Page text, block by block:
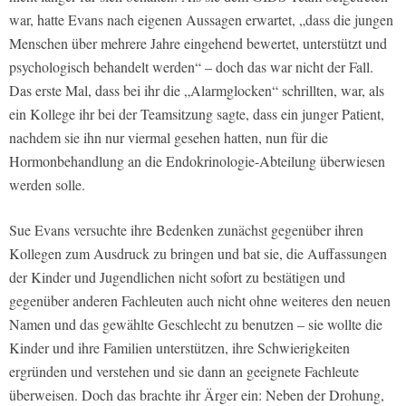
war, hatte Evans nach eigenen Aussagen erwartet, „dass die jungen
Menschen über mehrere Jahre eingehend bewertet, unterstützt und
psychologisch behandelt werden“ – doch das war nicht der Fall.
Das erste Mal, dass bei ihr die „Alarmglocken“ schrillten, war, als
ein Kollege ihr bei der Teamsitzung sagte, dass ein junger Patient,
nachdem sie ihn nur viermal gesehen hatten, nun für die
Hormonbehandlung an die Endokrinologie-Abteilung überwiesen
werden solle.
Sue Evans versuchte ihre Bedenken zunächst gegenüber ihren
Kollegen zum Ausdruck zu bringen und bat sie, die Auffassungen
der Kinder und Jugendlichen nicht sofort zu bestätigen und
gegenüber anderen Fachleuten auch nicht ohne weiteres den neuen
Namen und das gewählte Geschlecht zu benutzen – sie wollte die
Kinder und ihre Familien unterstützen, ihre Schwierigkeiten
ergründen und verstehen und sie dann an geeignete Fachleute
überweisen. Doch das brachte ihr Ärger ein: Neben der Drohung,